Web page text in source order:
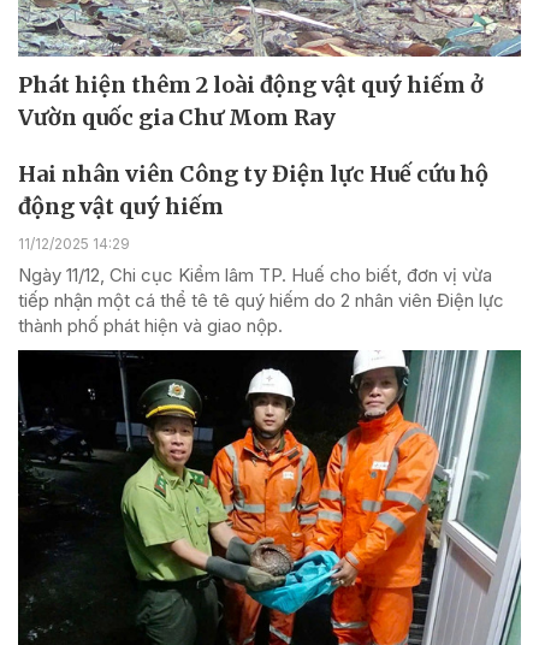
Phát hiện thêm 2 loài động vật quý hiếm ở
Vườn quốc gia Chư Mom Ray
Hai nhân viên Công ty Điện lực Huế cứu hộ
động vật quý hiếm
11/12/2025 14:29
Ngày 11/12, Chi cục Kiểm lâm TP. Huế cho biết, đơn vị vừa
tiếp nhận một cá thể tê tê quý hiếm do 2 nhân viên Điện lực
thành phố phát hiện và giao nộp.